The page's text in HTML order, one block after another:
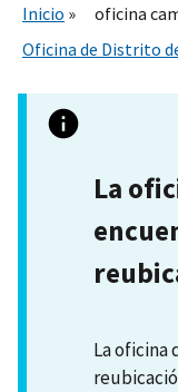
Inicio
oficina
Oficina de Distrito
La
La oficina